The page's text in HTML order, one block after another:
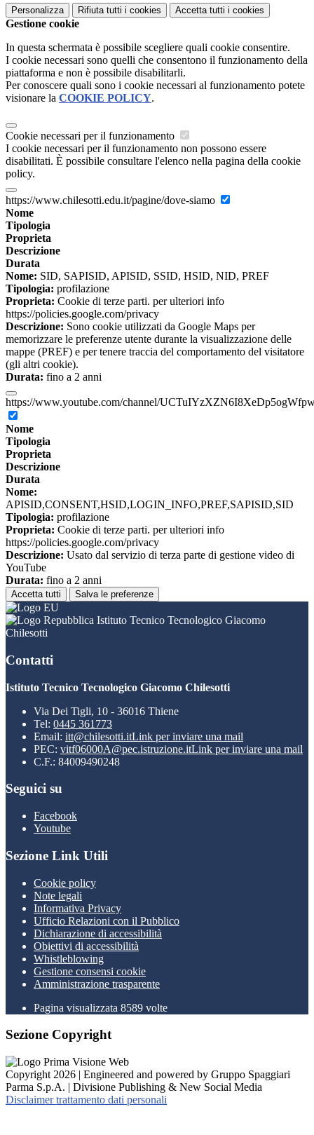
Personalizza Rifiuta tutti i cookies Accetta tutti i cookies
Gestione cookie
In questa schermata è possibile scegliere quali cookie consentire.
I cookie necessari sono quelli che consentono il funzionamento della
piattaforma e non è possibile disabilitarli.
Per conoscere quali sono i cookie necessari al funzionamento potete
visionare la COOKIE POLICY.
Cookie necessari per il funzionamento
I cookie necessari per il funzionamento non possono essere
disabilitati. È possibile consultare l'elenco nella pagina della cookie
policy.
https://www.chilesotti.edu.it/pagine/dove-siamo
Nome
Tipologia
Proprieta
Descrizione
Durata
Nome: SID, SAPISID, APISID, SSID, HSID, NID, PREF
Tipologia: profilazione
Proprieta: Cookie di terze parti. per ulteriori info
https://policies.google.com/privacy
Descrizione: Sono cookie utilizzati da Google Maps per
memorizzare le preferenze utente durante la visualizzazione delle
mappe (PREF) e per tenere traccia del comportamento del visitatore
(gli altri cookie).
Durata: fino a 2 anni
https://www.youtube.com/channel/
Nome
Tipologia
Proprieta
Descrizione
Durata
Nome:
APISID,CONSENT,HSID,LOGIN_INFO,PREF,SAPISID,SID
Tipologia: profilazione
Proprieta: Cookie di terze parti. per ulteriori info
https://policies.google.com/privacy
Descrizione: Usato dal servizio di terza parte di gestione video di
YouTube
Durata: fino a 2 anni
Accetta tutti Salva le preferenze
Istituto Tecnico Tecnologico Giacomo
Chilesotti
Contatti
Istituto Tecnico Tecnologico Giacomo Chilesotti
Via Dei Tigli, 10 - 36016 Thiene
Tel: 0445 361773
Email: itt@chilesotti.itLink per inviare una mail
PEC: vitf06000A@pec.istruzione.itLink per inviare una mail
C.F.: 84009490248
Seguici su
Facebook
Youtube
Sezione Link Utili
Cookie policy
Note legali
Informativa Privacy
Ufficio Relazioni con il Pubblico
Dichiarazione di accessibilità
Obiettivi di accessibilità
Whistleblowing
Gestione consensi cookie
Amministrazione trasparente
Pagina visualizzata 8589 volte
Sezione Copyright
Copyright 2026 | Engineered and powered by Gruppo Spaggiari
Parma S.p.A. | Divisione Publishing & New Social Media
Disclaimer trattamento dati personali